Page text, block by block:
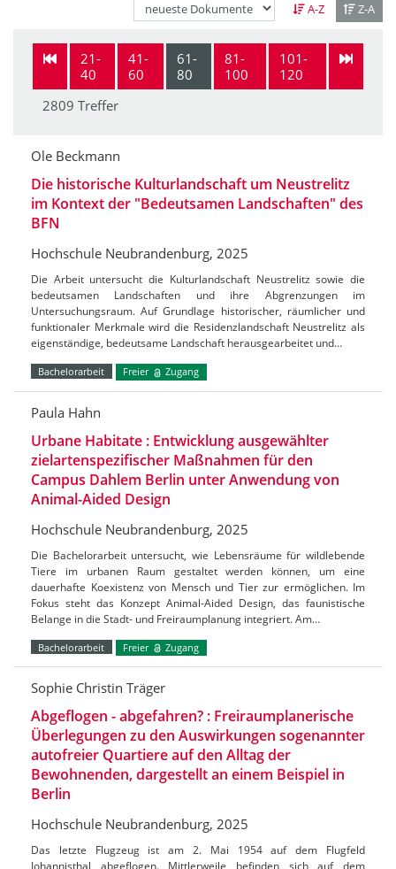
A-Z Z-A
21-
40
41-
60
61-
80
81-
100
101-
120
2809 Treffer
Ole Beckmann
Die historische Kulturlandschaft um Neustrelitz
im Kontext der "Bedeutsamen Landschaften" des
BFN
Hochschule Neubrandenburg, 2025
Die Arbeit untersucht die Kulturlandschaft Neustrelitz sowie die
bedeutsamen Landschaften und ihre Abgrenzungen im
Untersuchungsraum. Auf Grundlage historischer, räumlicher und
funktionaler Merkmale wird die Residenzlandschaft Neustrelitz als
eigenständige, bedeutsame Landschaft herausgearbeitet und…
Bachelorarbeit Freier Zugang
Paula Hahn
Urbane Habitate : Entwicklung ausgewählter
zielartenspezifischer Maßnahmen für den
Campus Dahlem Berlin unter Anwendung von
Animal-Aided Design
Hochschule Neubrandenburg, 2025
Die Bachelorarbeit untersucht, wie Lebensräume für wildlebende
Tiere im urbanen Raum gestaltet werden können, um eine
dauerhafte Koexistenz von Mensch und Tier zur ermöglichen. Im
Fokus steht das Konzept Animal-Aided Design, das faunistische
Belange in die Stadt- und Freiraumplanung integriert. Am…
Bachelorarbeit Freier Zugang
Sophie Christin Träger
Abgeflogen - abgefahren? : Freiraumplanerische
Überlegungen zu den Auswirkungen sogenannter
autofreier Quartiere auf den Alltag der
Bewohnenden, dargestellt an einem Beispiel in
Berlin
Hochschule Neubrandenburg, 2025
Das letzte Flugzeug ist am 2. Mai 1954 auf dem Flugfeld
Johannisthal abgeflogen. Mittlerweile befinden sich auf dem